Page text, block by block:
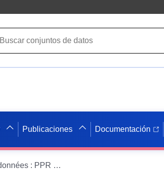
Publicaciones Documentación
Service de visualisation cartographique (WMS) du lot de données : PPR RGA Maumusson-Laguian